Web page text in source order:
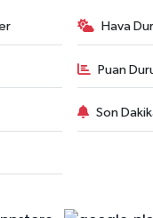
Hava
Puan
Son